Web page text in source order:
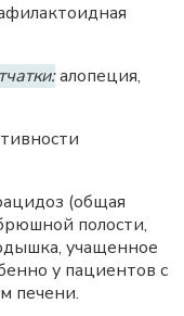
алопеция,
(общая
полости,
учащенное
у пациентов с
печени.